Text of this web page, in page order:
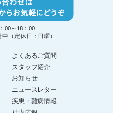
00～18：00
（定休日：日曜）
よくあるご質問
スタッフ紹介
お知らせ
ニュースレター
疾患・難病情報